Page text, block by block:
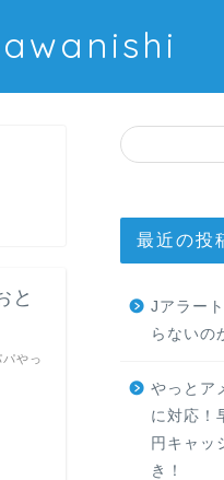
と
やっ
最近の投
Jアラー
らないの
やっとア
に対応
円キャッ
き！